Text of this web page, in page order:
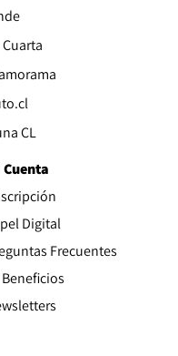
Cuarta
Opens in new window
CLOpens in new window
Cuenta
DigitalOpens in new
Frecuentes
Beneficios